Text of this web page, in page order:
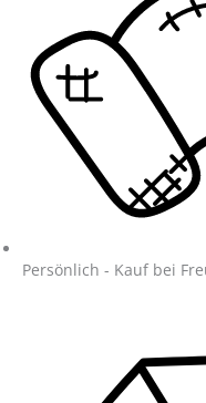
Persönlich - Kauf bei